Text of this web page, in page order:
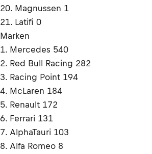
20. Magnussen 1
21. Latifi 0
Marken
1. Mercedes 540
2. Red Bull Racing 282
3. Racing Point 194
4. McLaren 184
5. Renault 172
6. Ferrari 131
7. AlphaTauri 103
8. Alfa Romeo 8